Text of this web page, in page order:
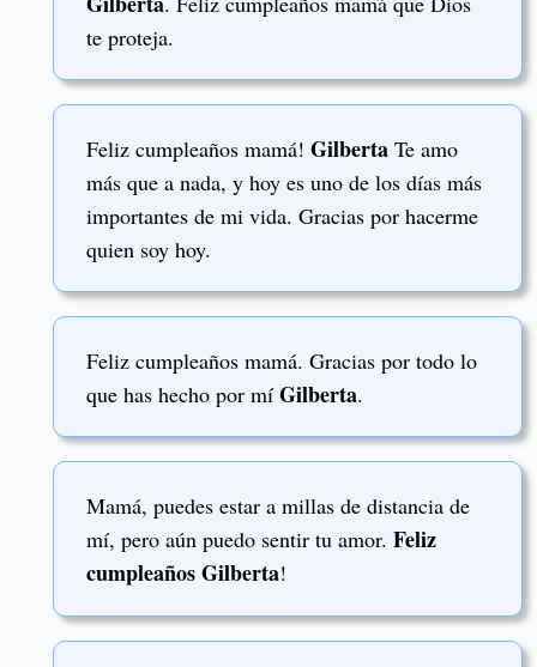
te proteja.
Feliz cumpleaños mamá! Gilberta Te amo
más que a nada, y hoy es uno de los días más
importantes de mi vida. Gracias por hacerme
quien soy hoy.
Feliz cumpleaños mamá. Gracias por todo lo
que has hecho por mí Gilberta.
Mamá, puedes estar a millas de distancia de
mí, pero aún puedo sentir tu amor. Feliz
cumpleaños Gilberta!